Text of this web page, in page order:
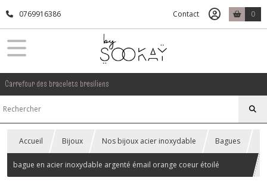
0769916386 Contact 0
Carrefour des bracelets bresiliens
Accueil Bijoux Nos bijoux acier inoxydable Bagues
bague en acier inoxydable argenté émail orange coeur étoilé